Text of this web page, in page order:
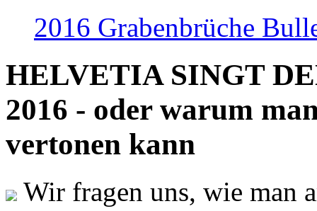
2016 Grabenbrüche
HELVETIA SINGT
2016 - oder warum
vertonen kann
Wir fragen uns, wie man